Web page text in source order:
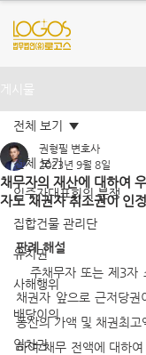
게시물
전체 보기
입주자대표회의 분쟁
집합건물 관리단
유치권
사해행위
배당이의
임차권
전체 보기
채무자의 재산에 대하여
자도 채권자 취소권이 인
권형필 변호사
2023년 9월 8일
판례 해설
채권자 앞으로 근저당
동산의 가액 및 채권최
하여 채무 전액에 대하